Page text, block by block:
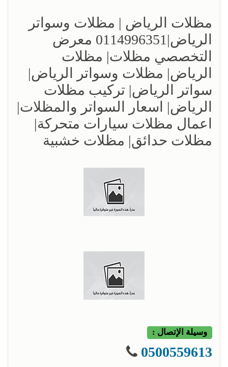
مظلات الرياض | مظلات وسواتر
الرياض|0114996351 معرض
التخصصي مظلات| مظلات
الرياض| مظلات وسواتر الرياض|
سواتر الرياض| تركيب مظلات
الرياض| اسعار السواتر والمظلات|
اعمال مظلات سيارات متحركة|
مظلات حدائق| مظلات خشبية
وسيلة الإتصال :
0500559613